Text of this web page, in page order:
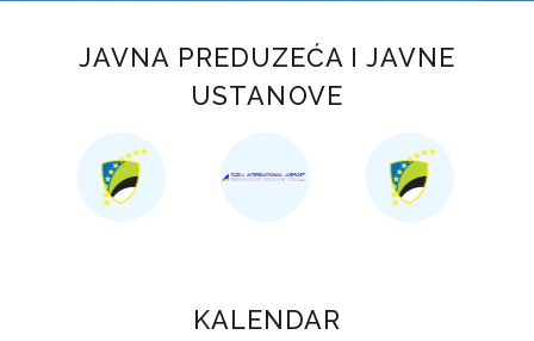
JAVNA PREDUZEĆA I JAVNE
USTANOVE
KALENDAR